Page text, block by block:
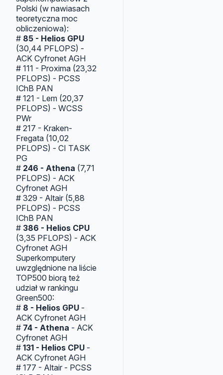
Polski (w nawiasach
teoretyczna moc
obliczeniowa):
# 85 - Helios GPU
(30,44 PFLOPS) -
ACK Cyfronet AGH
# 111 - Proxima (23,32
PFLOPS) - PCSS
IChB PAN
# 121 - Lem (20,37
PFLOPS) - WCSS
PWr
# 217 - Kraken-
Fregata (10,02
PFLOPS) - CI TASK
PG
# 246 - Athena (7,71
PFLOPS) - ACK
Cyfronet AGH
# 329 - Altair (5,88
PFLOPS) - PCSS
IChB PAN
# 386 - Helios CPU
(3,35 PFLOPS) - ACK
Cyfronet AGH
Superkomputery
uwzględnione na liście
TOP500 biorą też
udział w rankingu
Green500:
# 8 - Helios GPU -
ACK Cyfronet AGH
# 74 - Athena - ACK
Cyfronet AGH
# 131 - Helios CPU -
ACK Cyfronet AGH
# 177 - Altair - PCSS